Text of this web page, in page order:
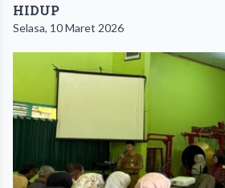
HIDUP
Selasa, 10 Maret 2026